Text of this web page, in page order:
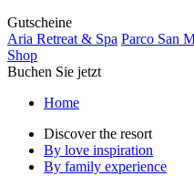
Gutscheine
Aria Retreat & Spa Parco San
Shop
Buchen Sie jetzt
Home
Discover the resort
By love inspiration
By family experience